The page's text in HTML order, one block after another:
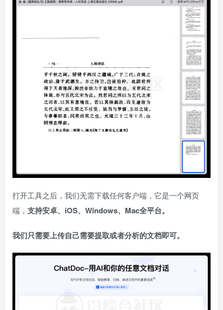
打开工具之后，我们无需下载任何客户端，它是一个网页
端， 支持安卓、iOS、Windows、Mac全平台。
我们只需要上传自己需要提取或者分析的文档即可。